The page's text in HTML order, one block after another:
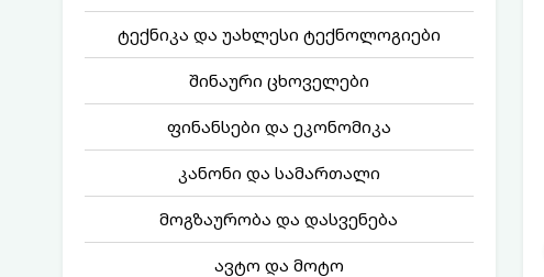
ტექნიკა და უახლესი ტექნოლოგიები
შინაური ცხოველები
ფინანსები და ეკონომიკა
კანონი და სამართალი
მოგზაურობა და დასვენება
ავტო და მოტო